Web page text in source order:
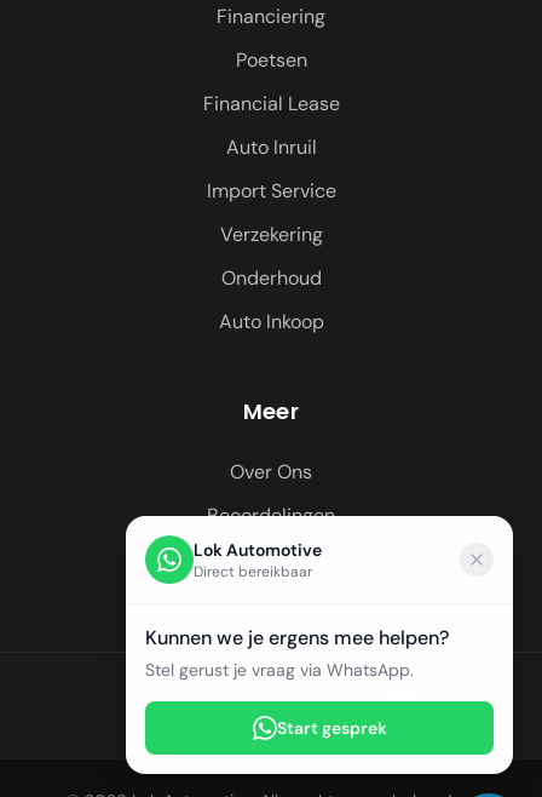
Financiering
Poetsen
Financial Lease
Auto Inruil
Import Service
Verzekering
Onderhoud
Auto Inkoop
Meer
Over Ons
Beoordelingen
Regio's
Lok Automotive
Direct bereikbaar
Kunnen we je ergens mee helpen?
Stel gerust je vraag via WhatsApp.
Start gesprek